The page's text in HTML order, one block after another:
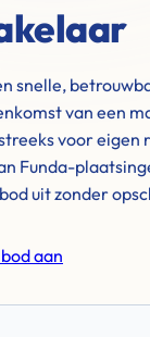
snelle,
van een
voor eigen
Funda-
uit zonder
aan